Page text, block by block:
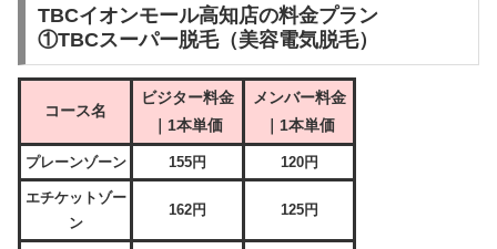
TBCイオンモール高知店の料金プラン
①TBCスーパー脱毛（美容電気脱毛）
コース名
ビジター料金
｜1本単価
メンバー料金
｜1本単価
プレーンゾーン 155円 120円
エチケットゾー
ン
162円 125円